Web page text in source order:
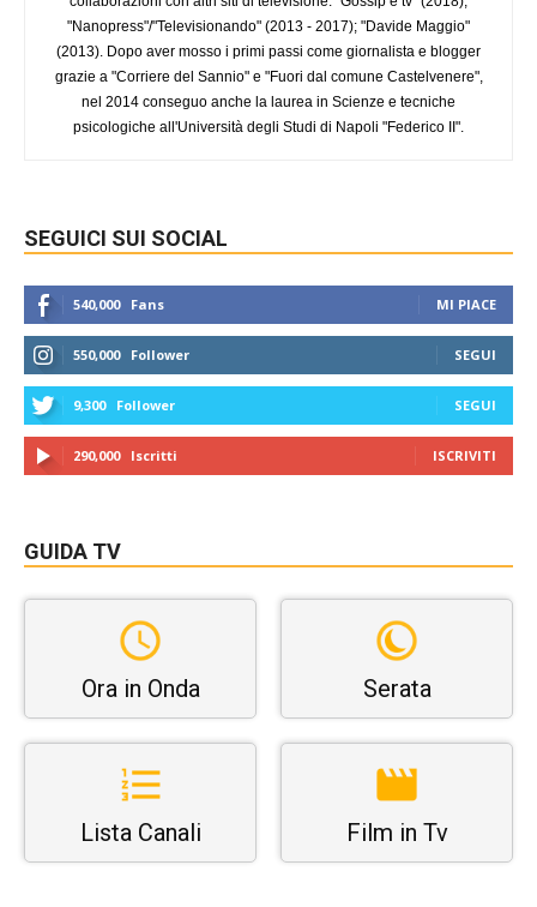
"Nanopress"/"Televisionando" (2013 - 2017); "Davide Maggio"
(2013). Dopo aver mosso i primi passi come giornalista e blogger
grazie a "Corriere del Sannio" e "Fuori dal comune Castelvenere",
nel 2014 conseguo anche la laurea in Scienze e tecniche
psicologiche all'Università degli Studi di Napoli "Federico II".
SEGUICI SUI SOCIAL
540,000 Fans MI PIACE
550,000 Follower SEGUI
9,300 Follower SEGUI
290,000 Iscritti ISCRIVITI
GUIDA TV
Ora in Onda Serata
Lista Canali Film in Tv